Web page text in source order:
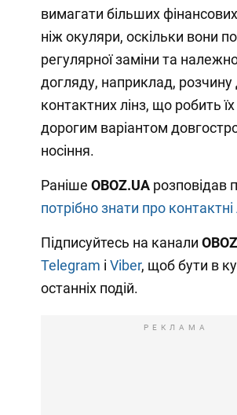
вимагати більших
ніж окуляри, оскільки вони
регулярної заміни та
догляду, наприклад, розчину
контактних лінз, що робить
дорогим варіантом
носіння.
Раніше OBOZ.UA розповідав
потрібно знати про контактні
Підписуйтесь на канали OBOZ
Telegram і Viber, щоб бути в
останніх подій.
РЕКЛАМА